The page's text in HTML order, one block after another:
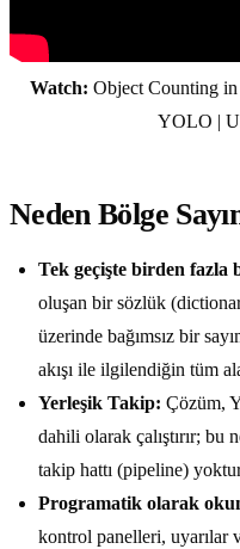
Watch: Object Counting
YOLO |
Neden Bölge
Tek geçişte birden fazla
oluşan bir sözlük
üzerinde bağımsız bir
akışı ile ilgilendiğin tüm
Yerleşik Takip: Çözüm,
dahili olarak çalıştırır; bu
takip hattı (pipeline)
Programatik olarak
kontrol panelleri, uyarılar